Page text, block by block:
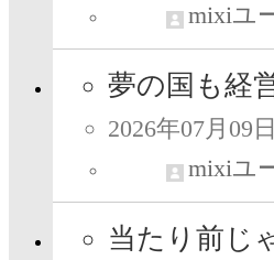
mixiユ
夢の国も経
2026年07月09
mixiユ
当たり前じ